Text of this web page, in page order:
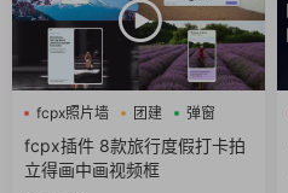
fcpx照片墙 团建 弹窗
fcpx插件 8款旅行度假打卡拍
立得画中画视频框